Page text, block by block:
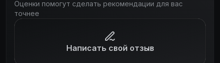
Оценки помогут сделать рекомендации для вас
точнее
Написать свой отзыв